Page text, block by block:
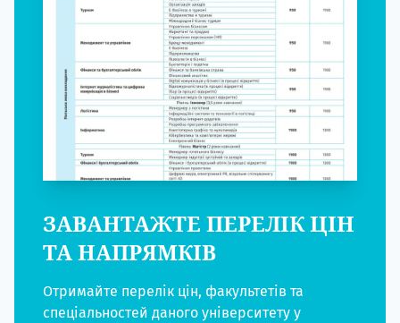
ЗАВАНТАЖТЕ ПЕРЕЛІК ЦІН
ТА НАПРЯМКІВ
Отримайте перелік цін, факультетів та
спеціальностей даного університету у